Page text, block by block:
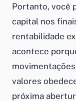
Portanto, você
capital nos
rentabilidade
acontece
valores
próxima